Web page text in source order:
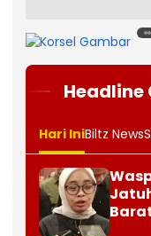
1
Headline
Hari IniBiltz News